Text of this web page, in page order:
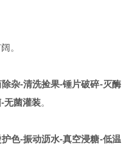
。
杂-清洗捡果-锤片破碎-灭酶
-无菌灌装。
色-振动沥水-真空浸糖-低温